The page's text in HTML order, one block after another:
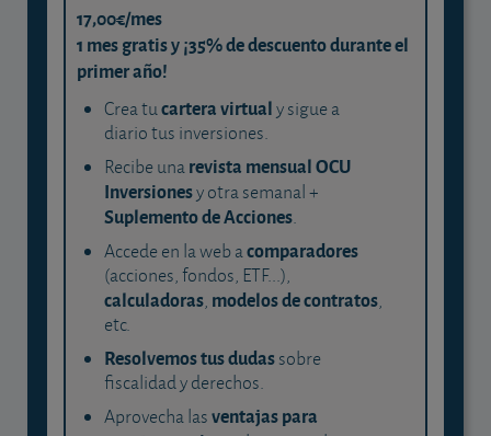
17,00€/mes
1 mes gratis y ¡35% de descuento durante el
primer año!
Crea tucartera virtualy sigue a
diario tus inversiones.
Recibe unarevista mensual OCU
Inversionesy otra semanal +
Suplemento de Acciones.
Accede en la web acomparadores
(acciones, fondos, ETF...),
calculadoras, modelos de contratos,
etc.
Resolvemos tus dudassobre
fiscalidad y derechos.
Aprovecha lasventajas para